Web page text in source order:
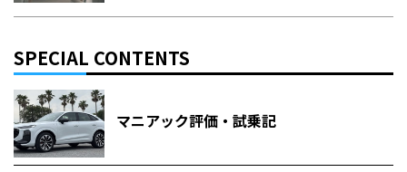
SPECIAL CONTENTS
マニアック評価・試乗記